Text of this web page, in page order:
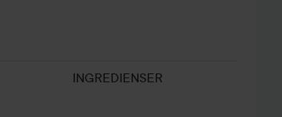
INGREDIENSER